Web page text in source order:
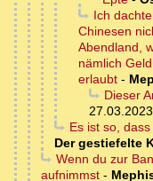
Ich
Chinesen
Abendland,
nämlich
erlaubt -
Dieser
Es ist so,
Der gestiefelte
Wenn du zur
aufnimmst -